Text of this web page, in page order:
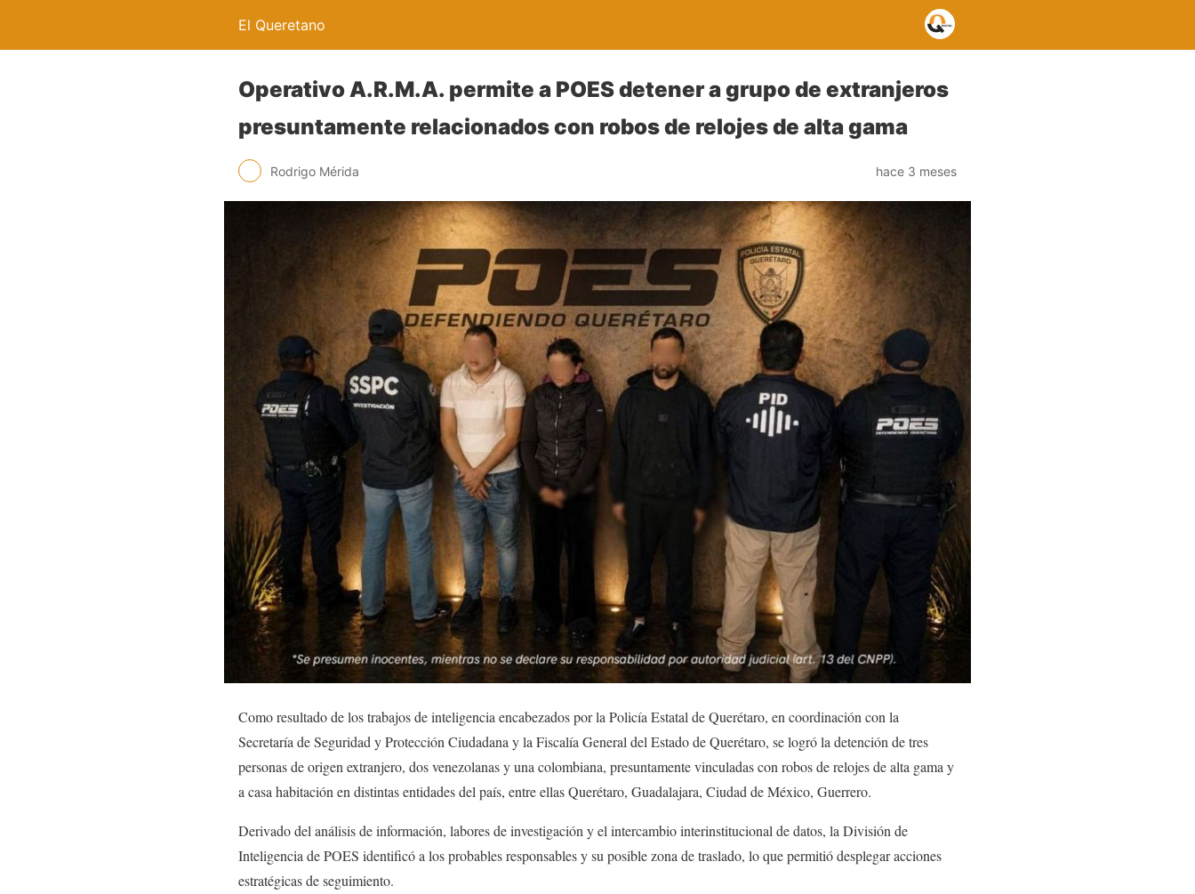
El Queretano
Operativo A.R.M.A. permite a POES detener a grupo de extranjeros
presuntamente relacionados con robos de relojes de alta gama
Rodrigo Mérida hace 3 meses
Como resultado de los trabajos de inteligencia encabezados por la Policía Estatal de Querétaro, en coordinación con la
Secretaría de Seguridad y Protección Ciudadana y la Fiscalía General del Estado de Querétaro, se logró la detención de tres
personas de origen extranjero, dos venezolanas y una colombiana, presuntamente vinculadas con robos de relojes de alta gama y
a casa habitación en distintas entidades del país, entre ellas Querétaro, Guadalajara, Ciudad de México, Guerrero.
Derivado del análisis de información, labores de investigación y el intercambio interinstitucional de datos, la División de
Inteligencia de POES identificó a los probables responsables y su posible zona de traslado, lo que permitió desplegar acciones
estratégicas de seguimiento.